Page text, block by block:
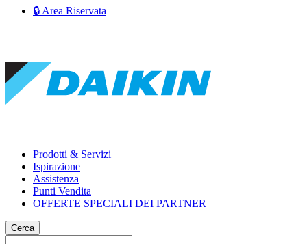
🔒 Area Riservata
Prodotti & Servizi
Ispirazione
Assistenza
Punti Vendita
OFFERTE SPECIALI DEI PARTNER
Cerca